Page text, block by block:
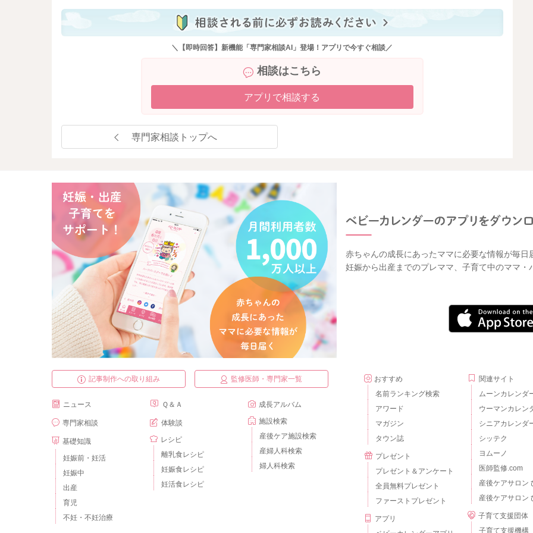
＼【即時回答】新機能「専門家相談AI」登場！アプリで今すぐ相談／
相談はこちら
アプリで相談する
専門家相談トップへ
赤ちゃんの成長にあったママに必要な情報が毎日
妊娠から出産までのプレママ、子育て中のママ
記事制作への取り組み 監修医師・専門家一覧
ニュース
専門家相談
基礎知識
妊娠前・妊活
妊娠中
出産
育児
不妊・不妊治療
Ｑ＆Ａ
体験談
レシピ
離乳食レシピ
妊娠食レシピ
妊活食レシピ
成長アルバム
施設検索
産後ケア施設検索
産婦人科検索
婦人科検索
おすすめ
名前ランキング検索
アワード
マガジン
タウン誌
プレゼント
プレゼント＆アンケート
全員無料プレゼント
ファーストプレゼント
アプリ
関連サイト
ムーンカレンダ
ウーマンカレン
シニアカレンダ
シッテク
ヨムーノ
医師監修.com
産後ケアサロン
産後ケアサロン
子育て支援団体
子育て支援機構